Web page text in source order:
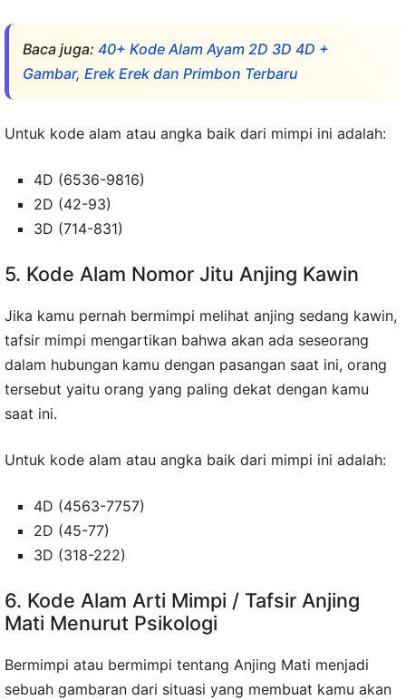
Baca juga: 40+ Kode Alam Ayam 2D 3D 4D +
Gambar, Erek Erek dan Primbon Terbaru
Untuk kode alam atau angka baik dari mimpi ini adalah:
4D (6536-9816)
2D (42-93)
3D (714-831)
5. Kode Alam Nomor Jitu Anjing Kawin
Jika kamu pernah bermimpi melihat anjing sedang kawin,
tafsir mimpi mengartikan bahwa akan ada seseorang
dalam hubungan kamu dengan pasangan saat ini, orang
tersebut yaitu orang yang paling dekat dengan kamu
saat ini.
Untuk kode alam atau angka baik dari mimpi ini adalah:
4D (4563-7757)
2D (45-77)
3D (318-222)
6. Kode Alam Arti Mimpi / Tafsir Anjing
Mati Menurut Psikologi
Bermimpi atau bermimpi tentang Anjing Mati menjadi
sebuah gambaran dari situasi yang membuat kamu akan